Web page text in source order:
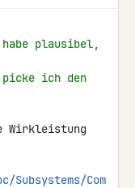
plausibel,
picke ich den
Wirkleistung
Com